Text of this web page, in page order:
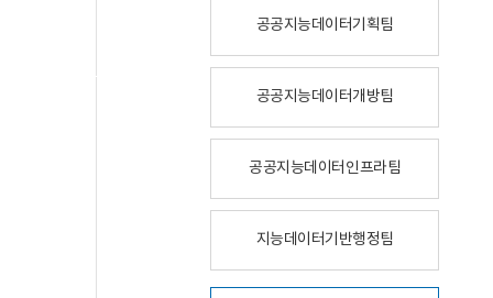
공공지능데이터기획팀
공공지능데이터개방팀
공공지능데이터인프라팀
지능데이터기반행정팀